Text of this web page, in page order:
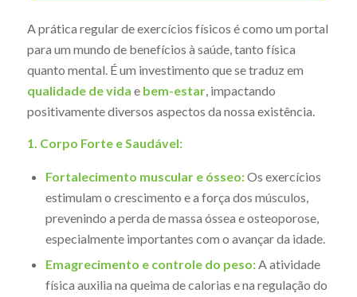
A prática regular de exercícios físicos é como um portal
para um mundo de benefícios à saúde, tanto física
quanto mental. É um investimento que se traduz em
qualidade de vida e bem-estar, impactando
positivamente diversos aspectos da nossa existência.
1. Corpo Forte e Saudável:
Fortalecimento muscular e ósseo:Os exercícios
estimulam o crescimento e a força dos músculos,
prevenindo a perda de massa óssea e osteoporose,
especialmente importantes com o avançar da idade.
Emagrecimento e controle do peso:A atividade
física auxilia na queima de calorias e na regulação do